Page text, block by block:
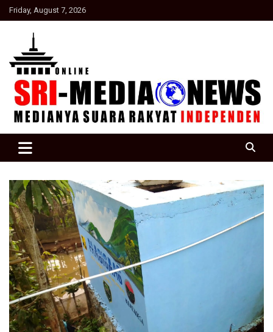
Skip
to
Friday, August 7, 2026
SRI Media news